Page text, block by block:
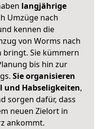
langjährige
Umzüge nach
kennen die
von Worms nach
bringt. Sie kümmern
bis hin zur
Sie organisieren
und Habseligkeiten,
sorgen dafür, dass
neuen Zielort in
ankommt.